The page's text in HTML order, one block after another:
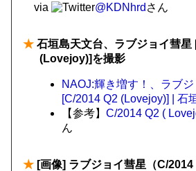
via @KDNhrd さん
★ 石垣島天文台、ラブジョイ彗星
(Lovejoy)]を撮影
NAOJ:輝き増す！、ラブ
[C/2014 Q2 (Lovejoy)] | 石
【参考】 C/2014 Q2 (
ん
★ [画像] ラブジョイ彗星（C/2014